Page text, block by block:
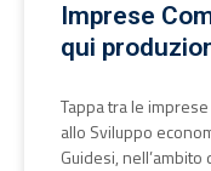
Imprese
qui
Tappa tra le
allo Sviluppo
Guidesi,